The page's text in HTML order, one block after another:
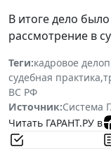
В итоге дело
рассмотрение в
Теги:кадровое
судебная практика,
ВС РФ
Источник:Система
Читать ГАРАНТ.РУ в